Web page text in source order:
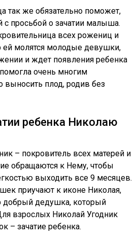
так же обязательно поможет,
с просьбой о зачатии малыша.
всех рожениц и
молятся молодые девушки,
и ждет появления ребенка
очень многим
выносить плод, родив без
ребенка Николаю
– покровитель всех матерей и
обращаются к Нему, чтобы
выходить все 9 месяцев.
приучают к иконе Николая,
добрый дедушка, который
взрослых Николай Угодник
– зачатие ребенка.